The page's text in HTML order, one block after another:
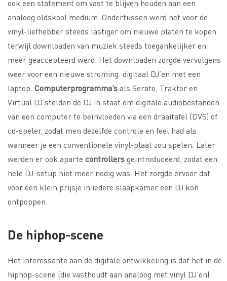
ook een statement om vast te blijven houden aan een
analoog oldskool medium. Ondertussen werd het voor de
vinyl-liefhebber steeds lastiger om nieuwe platen te kopen
terwijl downloaden van muziek steeds toegankelijker en
meer geaccepteerd werd. Het downloaden zorgde vervolgens
weer voor een nieuwe stroming: digitaal DJ’en met een
laptop. Computerprogramma’s als Serato, Traktor en
Virtual DJ stelden de DJ in staat om digitale audiobestanden
van een computer te beïnvloeden via een draaitafel (DVS) of
cd-speler, zodat men dezelfde controle en feel had als
wanneer je een conventionele vinyl-plaat zou spelen. Later
werden er ook aparte controllersgeïntroduceerd, zodat een
hele DJ-setup niet meer nodig was. Het zorgde ervoor dat
voor een klein prijsje in iedere slaapkamer een DJ kon
ontpoppen.
De hiphop-scene
Het interessante aan de digitale ontwikkeling is dat het in de
hiphop-scene (die vasthoudt aan analoog met vinyl DJ’en)